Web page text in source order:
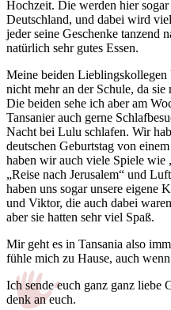
Hochzeit. Die werden hier
Deutschland, und dabei wird
jeder seine Geschenke tanzend
natürlich sehr gutes Essen.
Meine beiden
nicht mehr an der Schule, da
Die beiden sehe ich aber am
Tansanier auch gerne
Nacht bei Lulu schlafen. Wir
deutschen Geburtstag von
haben wir auch viele Spiele wie
„Reise nach Jerusalem“ und
haben uns sogar unsere eigene
und Viktor, die auch dabei
aber sie hatten sehr viel Spaß.
Mir geht es in Tansania also
fühle mich zu Hause, auch
Ich sende euch ganz ganz liebe
denk an euch.